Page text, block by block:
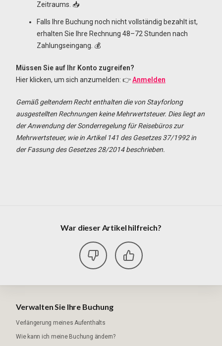
Zeitraums. 📥
Falls Ihre Buchung noch nicht vollständig bezahlt ist,
erhalten Sie Ihre Rechnung 48–72 Stunden nach
Zahlungseingang. 💰
Müssen Sie auf Ihr Konto zugreifen?
Hier klicken, um sich anzumelden: 👉Anmelden
Gemäß geltendem Recht enthalten die von Stayforlong
ausgestellten Rechnungen keine Mehrwertsteuer. Dies liegt an
der Anwendung der Sonderregelung für Reisebüros zur
Mehrwertsteuer, wie in Artikel 141 des Gesetzes 37/1992 in
der Fassung des Gesetzes 28/2014 beschrieben.
War dieser Artikel hilfreich?
Verwalten Sie Ihre Buchung
Verlängerung meines Aufenthalts
Wie kann ich meine Buchung ändern?